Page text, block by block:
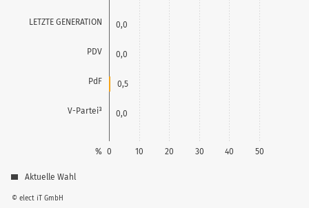
LETZTE GENERATION
PDV
PdF
V-Partei³
0 10 20 30 40 50
%
0,0
0,0
0,5
0,0
© elect iT GmbH
Aktuelle Wahl